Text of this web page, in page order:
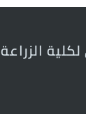
الزراعة